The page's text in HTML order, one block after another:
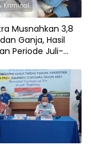
Kriminal
Musnahkan 3,8
Ganja, Hasil
Periode Juli-